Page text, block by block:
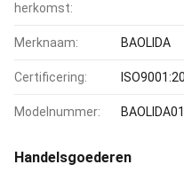
herkomst:
Merknaam: BAOLIDA
Certificering:
Modelnummer:
Handelsgoederen